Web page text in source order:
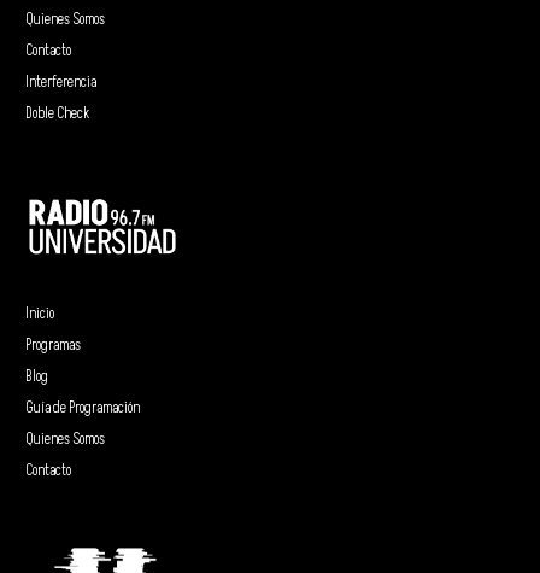
Quienes Somos
Contacto
Interferencia
Doble Check
Inicio
Programas
Blog
Guía de Programación
Quienes Somos
Contacto